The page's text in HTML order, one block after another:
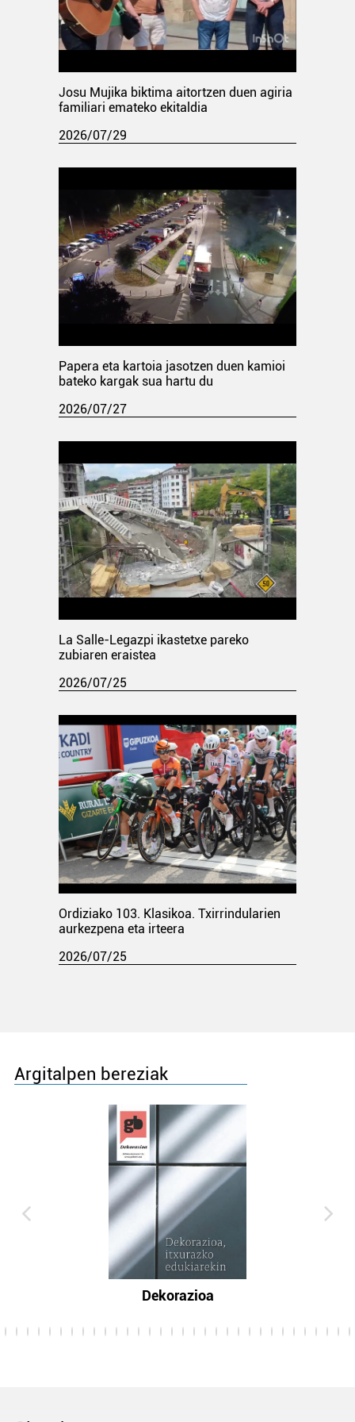
Josu Mujika biktima aitortzen duen agiria
familiari emateko ekitaldia
2026/07/29
Papera eta kartoia jasotzen duen kamioi
bateko kargak sua hartu du
2026/07/27
La Salle-Legazpi ikastetxe pareko
zubiaren eraistea
2026/07/25
Ordiziako 103. Klasikoa. Txirrindularien
aurkezpena eta irteera
2026/07/25
Argitalpen bereziak
Dekorazioa